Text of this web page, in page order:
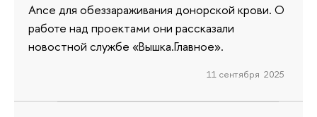
Ance для обеззараживания донорской крови. О
работе над проектами они рассказали
новостной службе «Вышка.Главное».
11 сентября 2025